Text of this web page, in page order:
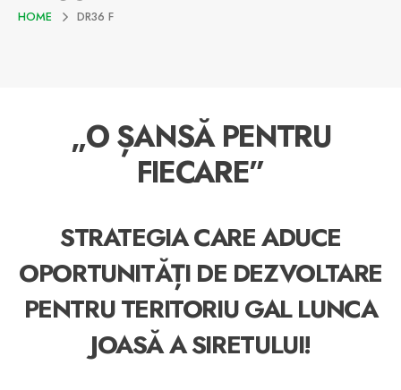
HOME DR36 F
„O ȘANSĂ PENTRU
FIECARE”
STRATEGIA CARE ADUCE
OPORTUNITĂȚI DE DEZVOLTARE
PENTRU TERITORIU GAL LUNCA
JOASĂ A SIRETULUI!